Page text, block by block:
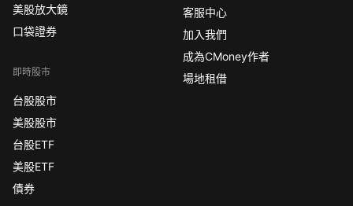
美股放大鏡
口袋證券
即時股市
台股股市
美股股市
台股ETF
美股ETF
債券
客服中心
加入我們
成為CMoney作者
場地租借